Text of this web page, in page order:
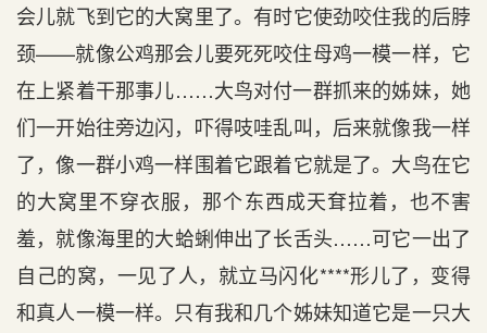
会儿就飞到它的大窝里了。有时它使劲咬住我的后脖
颈——就像公鸡那会儿要死死咬住母鸡一模一样，它
在上紧着干那事儿……大鸟对付一群抓来的姊妹，她
们一开始往旁边闪，吓得吱哇乱叫，后来就像我一样
了，像一群小鸡一样围着它跟着它就是了。大鸟在它
的大窝里不穿衣服，那个东西成天耷拉着，也不害
羞，就像海里的大蛤蜊伸出了长舌头……可它一出了
自己的窝，一见了人，就立马闪化****形儿了，变得
和真人一模一样。只有我和几个姊妹知道它是一只大